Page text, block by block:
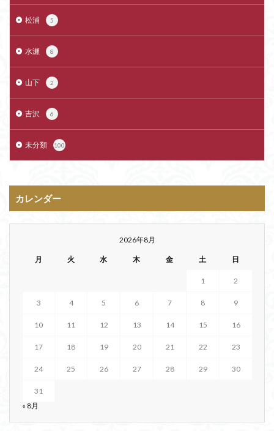
松浦 5
水瀬 8
山下 2
吉沢 6
未分類 100
カレンダー
2026年8月
月 火 水 木 金 土 日
1 2
3 4 5 6 7 8 9
10 11 12 13 14 15 16
17 18 19 20 21 22 23
24 25 26 27 28 29 30
31
« 8月